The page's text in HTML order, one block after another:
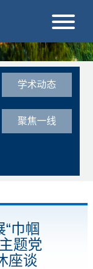
学术动态
聚焦一线
巾帼
题党
座谈